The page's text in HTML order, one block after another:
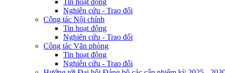
Tin hoạt động
Nghiên cứu - Trao đổi
Công tác Nội chính
Tin hoạt động
Nghiên cứu - Trao đổi
Công tác Văn phòng
Tin hoạt động
Nghiên cứu - Trao đổi